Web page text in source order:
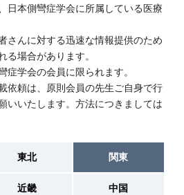
日本側彎症学会に所属している医療
さんに対する迅速な情報提供のため
る場合があります。
症学会の会員に限られます。
依頼は、原則会員の先生ご自身で行
いいたします。方法につきましては
東北 関東
近畿 中国